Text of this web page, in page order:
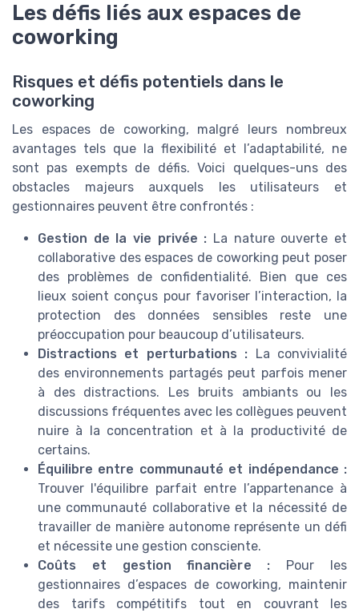
Les défis liés aux espaces de
coworking
Risques et défis potentiels dans le
coworking
Les espaces de coworking, malgré leurs nombreux
avantages tels que la flexibilité et l’adaptabilité, ne
sont pas exempts de défis. Voici quelques-uns des
obstacles majeurs auxquels les utilisateurs et
gestionnaires peuvent être confrontés :
Gestion de la vie privée : La nature ouverte et
collaborative des espaces de coworking peut poser
des problèmes de confidentialité. Bien que ces
lieux soient conçus pour favoriser l’interaction, la
protection des données sensibles reste une
préoccupation pour beaucoup d’utilisateurs.
Distractions et perturbations : La convivialité
des environnements partagés peut parfois mener
à des distractions. Les bruits ambiants ou les
discussions fréquentes avec les collègues peuvent
nuire à la concentration et à la productivité de
certains.
Équilibre entre communauté et indépendance :
Trouver l'équilibre parfait entre l’appartenance à
une communauté collaborative et la nécessité de
travailler de manière autonome représente un défi
et nécessite une gestion consciente.
Coûts et gestion financière : Pour les
gestionnaires d’espaces de coworking, maintenir
des tarifs compétitifs tout en couvrant les